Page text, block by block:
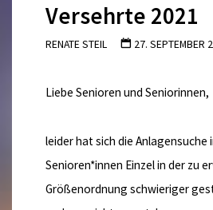
Versehrte 2021
RENATE STEIL 27. SEPTEMBER
Liebe Senioren und Seniorinnen,
leider hat sich die Anlagensuche
Senioren*innen Einzel in der zu
Größenordnung schwieriger